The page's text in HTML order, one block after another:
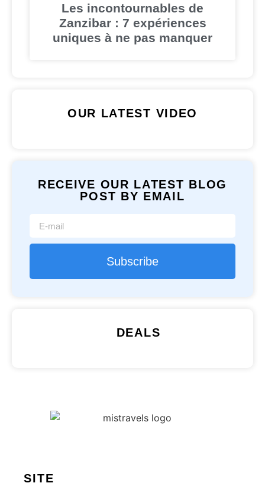
Les incontournables de
Zanzibar : 7 expériences
uniques à ne pas manquer
OUR LATEST VIDEO
RECEIVE OUR LATEST BLOG
POST BY EMAIL
Subscribe
DEALS
SITE